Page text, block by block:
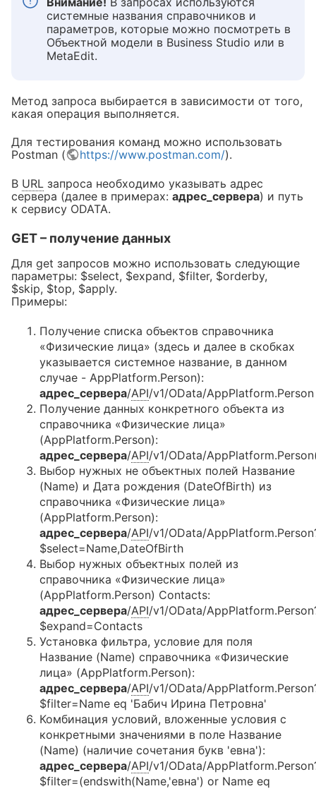
системные названия справочников и
параметров, которые можно посмотреть в
Объектной модели в Business Studio или в
MetaEdit.
Метод запроса выбирается в зависимости от того,
какая операция выполняется.
Для тестирования команд можно использовать
Postman (
https://www.postman.com/).
В URL запроса необходимо указывать адрес
сервера (далее в примерах: адрес_сервера) и путь
к сервису ODATA.
GET – получение данных
Для get запросов можно использовать следующие
параметры: $select, $expand, $filter, $orderby,
$skip, $top, $apply.
Примеры:
Получение списка объектов справочника
«Физические лица» (здесь и далее в скобках
указывается системное название, в данном
случае - AppPlatform.Person):
адрес_сервера/API/v1/OData/AppPlatform.Person
Получение данных конкретного объекта из
справочника «Физические лица»
(AppPlatform.Person):
адрес_сервера/API/v1/OData/
Выбор нужных не объектных полей Название
(Name) и Дата рождения (DateOfBirth) из
справочника «Физические лица»
(AppPlatform.Person):
адрес_сервера/API/v1/OData/
$select=Name,DateOfBirth
Выбор нужных объектных полей из
справочника «Физические лица»
(AppPlatform.Person) Contacts:
адрес_сервера/API/v1/OData/
$expand=Contacts
Установка фильтра, условие для поля
Название (Name) справочника «Физические
лица» (AppPlatform.Person):
адрес_сервера/API/v1/OData/
$filter=Name eq 'Бабич Ирина Петровна'
Комбинация условий, вложенные условия с
конкретными значениями в поле Название
(Name) (наличие сочетания букв 'евна'):
адрес_сервера/API/v1/OData/
$filter=(endswith(Name,'евна') or Name eq